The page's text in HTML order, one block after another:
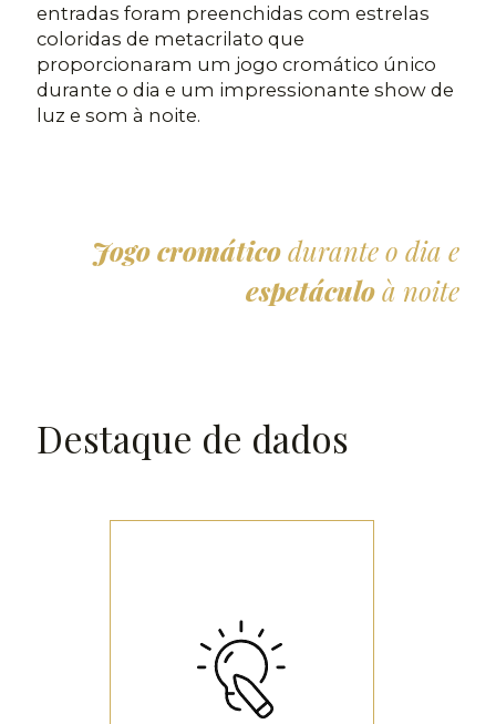
entradas foram preenchidas com estrelas
coloridas de metacrilato que
proporcionaram um jogo cromático único
durante o dia e um impressionante show de
luz e som à noite.
Jogo cromáticodurante o dia e
espetáculoà noite
Destaque de dados